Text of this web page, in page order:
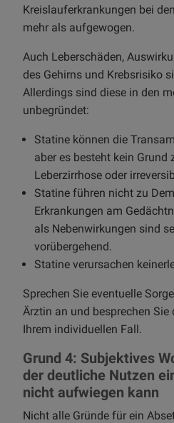
Kreislauferkrankungen bei
mehr als aufgewogen.
Auch Leberschäden,
des Gehirns und Krebsrisiko
Allerdings sind diese in den
unbegründet:
Statine können die
aber es besteht kein Grund
Leberzirrhose oder
Statine führen nicht zu
Erkrankungen am
als Nebenwirkungen sind
vorübergehend.
Statine verursachen
Sprechen Sie eventuelle
Ärztin an und besprechen
Ihrem individuellen Fall.
Grund 4: Subjektives
der deutliche Nutzen
nicht aufwiegen kann
Nicht alle Gründe für ein